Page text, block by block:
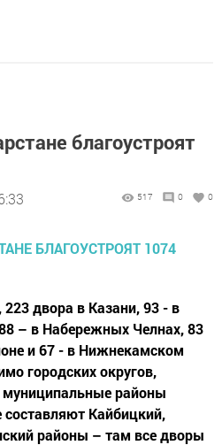
благоустроят
517 0 0
двора в Казани, 93 - в
– в Набережных Челнах, 83
и 67 - в Нижнекамском
городских округов,
муниципальные районы
Кайбицкий,
районы – там все дворы